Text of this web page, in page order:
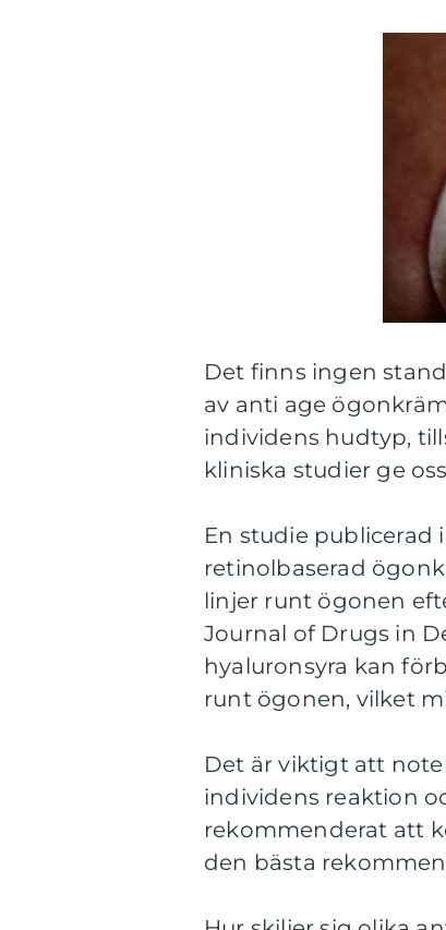
Det finns ingen
av anti age
individens hudtyp,
kliniska studier ge
En studie publicerad
retinolbaserad
linjer runt ögonen
Journal of Drugs in
hyaluronsyra kan
runt ögonen, vilket
Det är viktigt att
individens reaktion
rekommenderat att
den bästa